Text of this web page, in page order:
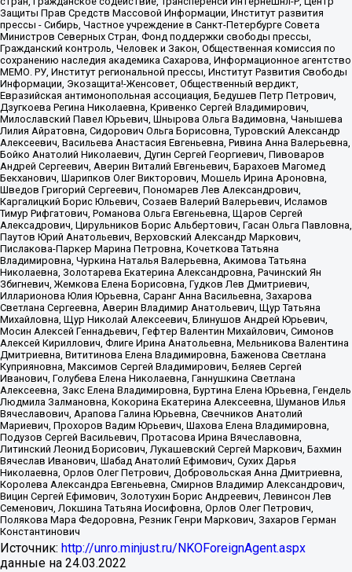
Защиты Прав Средств Массовой Информации, Институт развития
прессы - Сибирь, Частное учреждение в Санкт-Петербурге Совета
Министров Северных Стран, Фонд поддержки свободы прессы,
Гражданский контроль, Человек и Закон, Общественная комиссия по
сохранению наследия академика Сахарова, Информационное агентство
МЕМО. РУ, Институт региональной прессы, Институт Развития Свободы
Информации, Экозащита!-Женсовет, Общественный вердикт,
Евразийская антимонопольная ассоциация, Бедушев Петр Петрович,
Дзугкоева Регина Николаевна, Кривенко Сергей Владимирович,
Милославский Павел Юрьевич, Шнырова Ольга Вадимовна, Чанышева
Лилия Айратовна, Сидорович Ольга Борисовна, Туровский Александр
Алексеевич, Васильева Анастасия Евгеньевна, Ривина Анна Валерьевна,
Бойко Анатолий Николаевич, Дугин Сергей Георгиевич, Пивоваров
Андрей Сергеевич, Аверин Виталий Евгеньевич, Барахоев Магомед
Бекханович, Шарипков Олег Викторович, Мошель Ирина Ароновна,
Шведов Григорий Сергеевич, Пономарев Лев Александрович,
Каргалицкий Борис Юльевич, Созаев Валерий Валерьевич, Исламов
Тимур Рифгатович, Романова Ольга Евгеньевна, Щаров Сергей
Алексадрович, Цирульников Борис Альбертович, Гасан Ольга Павловна,
Паутов Юрий Анатольевич, Верховский Александр Маркович,
Пислакова-Паркер Марина Петровна, Кочеткова Татьяна
Владимировна, Чуркина Наталья Валерьевна, Акимова Татьяна
Николаевна, Золотарева Екатерина Александровна, Рачинский Ян
Збигневич, Жемкова Елена Борисовна, Гудков Лев Дмитриевич,
Илларионова Юлия Юрьевна, Саранг Анна Васильевна, Захарова
Светлана Сергеевна, Аверин Владимир Анатольевич, Щур Татьяна
Михайловна, Щур Николай Алексеевич, Блинушов Андрей Юрьевич,
Мосин Алексей Геннадьевич, Гефтер Валентин Михайлович, Симонов
Алексей Кириллович, Флиге Ирина Анатольевна, Мельникова Валентина
Дмитриевна, Вититинова Елена Владимировна, Баженова Светлана
Куприяновна, Максимов Сергей Владимирович, Беляев Сергей
Иванович, Голубева Елена Николаевна, Ганнушкина Светлана
Алексеевна, Закс Елена Владимировна, Буртина Елена Юрьевна, Гендель
Людмила Залмановна, Кокорина Екатерина Алексеевна, Шуманов Илья
Вячеславович, Арапова Галина Юрьевна, Свечников Анатолий
Мариевич, Прохоров Вадим Юрьевич, Шахова Елена Владимировна,
Подузов Сергей Васильевич, Протасова Ирина Вячеславовна,
Литинский Леонид Борисович, Лукашевский Сергей Маркович, Бахмин
Вячеслав Иванович, Шабад Анатолий Ефимович, Сухих Дарья
Николаевна, Орлов Олег Петрович, Добровольская Анна Дмитриевна,
Королева Александра Евгеньевна, Смирнов Владимир Александрович,
Вицин Сергей Ефимович, Золотухин Борис Андреевич, Левинсон Лев
Семенович, Локшина Татьяна Иосифовна, Орлов Олег Петрович,
Полякова Мара Федоровна, Резник Генри Маркович, Захаров Герман
Константинович
Источник: http://unro.minjust.ru/NKOForeignAgent.aspx
данные на 24.03.2022